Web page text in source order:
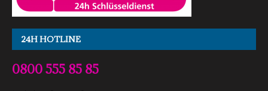
24H HOTLINE
0800 555 85 85